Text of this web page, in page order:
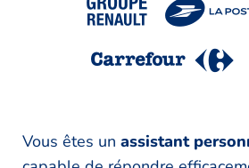
Vous êtes un assistant